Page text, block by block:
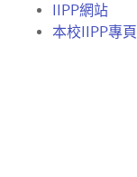
IIPP網站
本校IIPP專頁